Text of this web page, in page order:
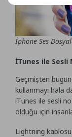
İphone Ses
İTunes ile Sesli
Geçmişten
kullanmayı hala
iTunes ile sesli
olduğu için
Lightning